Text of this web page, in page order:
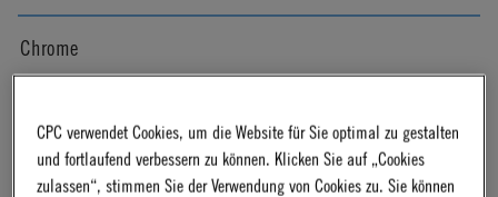
Chrome
Pressure Range
Vacuum to 250 psi, 17.3 bar
CPC verwendet Cookies, um die Website für Sie optimal zu gestalten
und fortlaufend verbessern zu können. Klicken Sie auf „Cookies
zulassen“, stimmen Sie der Verwendung von Cookies zu. Sie können